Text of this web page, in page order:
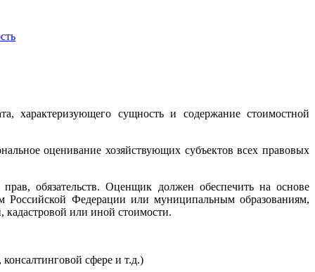
характеризующего сущность и содержание стоимостной
оценивание хозяйствующих субъектов всех правовых
обязательств. Оценщик должен обеспечить на основе
Российской Федерации или муниципальным образованиям,
или иной стоимости.
сфере и т.д.)